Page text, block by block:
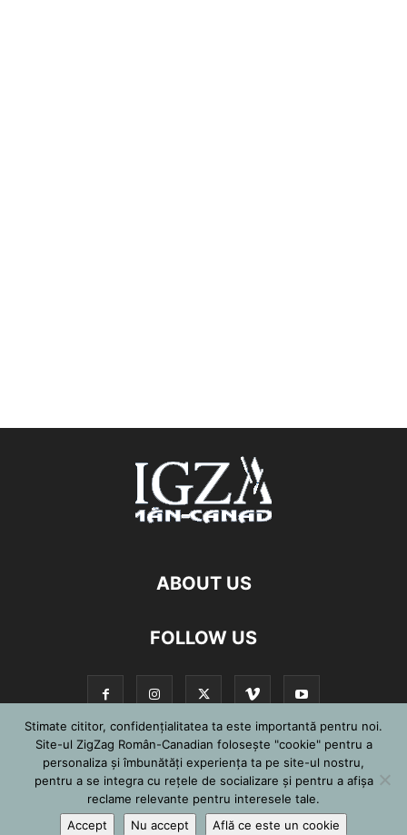
ABOUT US
FOLLOW US
©
Stimate cititor, confidențialitatea ta este importantă pentru noi.
Site-ul ZigZag Român-Canadian folosește "cookie" pentru a
personaliza și îmbunătăți experiența ta pe site-ul nostru,
pentru a se integra cu reţele de socializare şi pentru a afişa
reclame relevante pentru interesele tale.
Accept
Nu accept Află ce este un cookie